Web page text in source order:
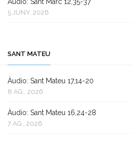
5 JUNY, 2026
SANT MATEU
Àudio: Sant Mateu 17,14-20
8 AG., 2026
Àudio: Sant Mateu 16,24-28
7 AG., 2026